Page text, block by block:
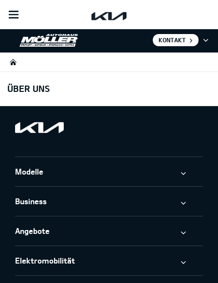
open
menu
KONTAKT
ÜBER UNS
Modelle
Business
Angebote
Elektromobilität